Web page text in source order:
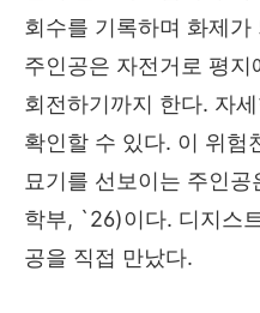
회수를 기록하며 화제가
주인공은 자전거로 평지
회전하기까지 한다. 자
확인할 수 있다. 이 위험
묘기를 선보이는 주인
학부, `26)이다. 디지스
공을 직접 만났다.